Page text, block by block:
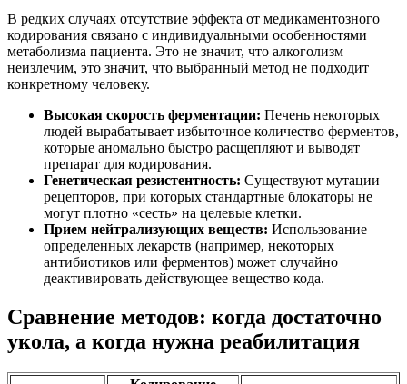
В редких случаях отсутствие эффекта от медикаментозного
кодирования связано с индивидуальными особенностями
метаболизма пациента. Это не значит, что алкоголизм
неизлечим, это значит, что выбранный метод не подходит
конкретному человеку.
Высокая скорость ферментации: Печень некоторых
людей вырабатывает избыточное количество ферментов,
которые аномально быстро расщепляют и выводят
препарат для кодирования.
Генетическая резистентность: Существуют мутации
рецепторов, при которых стандартные блокаторы не
могут плотно «сесть» на целевые клетки.
Прием нейтрализующих веществ: Использование
определенных лекарств (например, некоторых
антибиотиков или ферментов) может случайно
деактивировать действующее вещество кода.
Сравнение методов: когда достаточно
укола, а когда нужна реабилитация